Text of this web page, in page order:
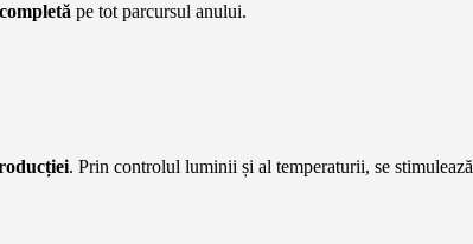
pe tot parcursul anului.
. Prin controlul luminii și al temperaturii, se stimulează